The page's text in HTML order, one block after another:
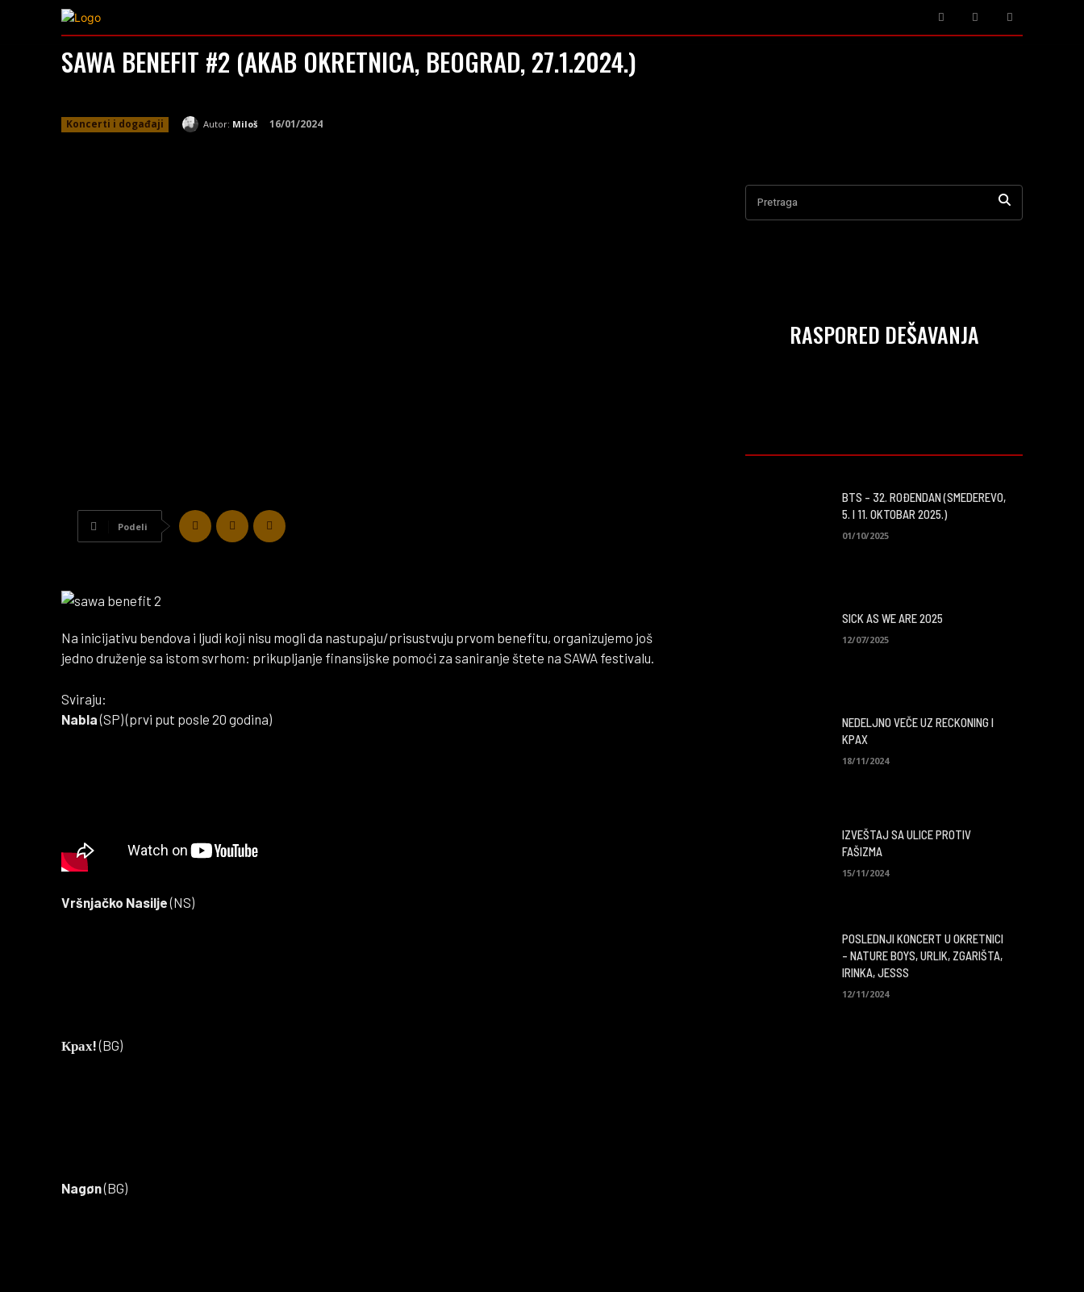
SAWA BENEFIT #2 (AKAB OKRETNICA, BEOGRAD, 27.1.2024.)
Koncerti i događaji Autor: Miloš 16/01/2024
Podeli
Na inicijativu bendova i ljudi koji nisu mogli da nastupaju/prisustvuju prvom benefitu, organizujemo još
jedno druženje sa istom svrhom: prikupljanje finansijske pomoći za saniranje štete na SAWA festivalu.
Sviraju:
Nabla(SP) (prvi put posle 20 godina)
Vršnjačko Nasilje(NS)
Крах!(BG)
Nagøn(BG)
Pretraga
RASPORED DEŠAVANJA
BTS – 32. ROĐENDAN (SMEDEREVO,
5. I 11. OKTOBAR 2025.)
01/10/2025
SICK AS WE ARE 2025
12/07/2025
NEDELJNO VEČE UZ RECKONING I
KPAX
18/11/2024
IZVEŠTAJ SA ULICE PROTIV
FAŠIZMA
15/11/2024
POSLEDNJI KONCERT U OKRETNICI
– NATURE BOYS, URLIK, ZGARIŠTA,
IRINKA, JESSS
12/11/2024